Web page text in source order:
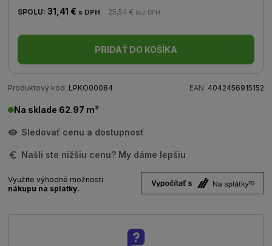
SPOLU:31,41 € s DPH 25,54 € bez DPH
PRIDAŤ DO KOŠÍKA
Produktový kód: LPKO00084 EAN: 4042456915152
Na sklade 62.97 m²
Sledovať cenu a dostupnosť
Našli ste nižšiu cenu? My dáme lepšiu
Využite výhodné možnosti
nákupu na splátky.